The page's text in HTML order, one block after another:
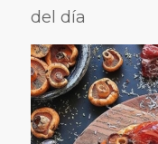
del día